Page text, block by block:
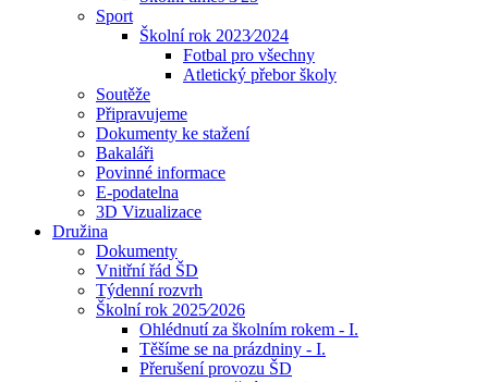
Sport
Školní rok 2023⁄2024
Fotbal pro všechny
Atletický přebor školy
Soutěže
Připravujeme
Dokumenty ke stažení
Bakaláři
Povinné informace
E-podatelna
3D Vizualizace
Družina
Dokumenty
Vnitřní řád ŠD
Týdenní rozvrh
Školní rok 2025⁄2026
Ohlédnutí za školním rokem - I.
Těšíme se na prázdniny - I.
Přerušení provozu ŠD